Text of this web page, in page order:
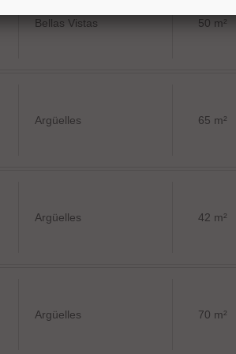
Bellas Vistas 50 m²
Argüelles 65 m²
Argüelles 42 m²
Argüelles 70 m²